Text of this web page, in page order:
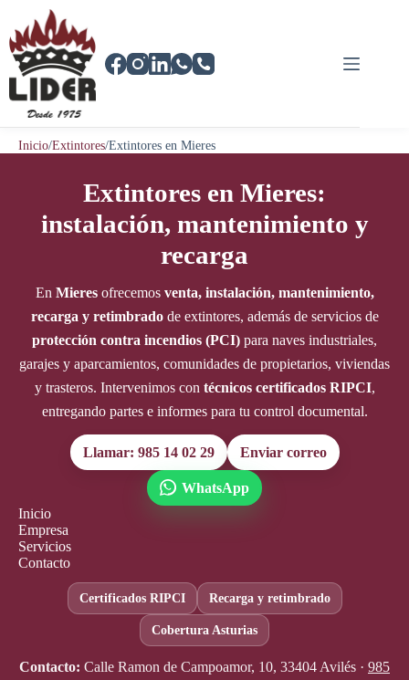
contenido
Inicio/Extintores/Extintores en Mieres
Extintores en Mieres:
instalación, mantenimiento y
recarga
En Mieresofrecemos venta, instalación, mantenimiento,
recarga y retimbradode extintores, además de servicios de
protección contra incendios (PCI) para naves industriales,
garajes y aparcamientos, comunidades de propietarios, viviendas
y trasteros. Intervenimos con técnicos certificados RIPCI,
entregando partes e informes para tu control documental.
Llamar: 985 14 02 29 Enviar correo
WhatsApp
Inicio
Empresa
Servicios
Contacto
Certificados RIPCI Recarga y retimbrado
Cobertura Asturias
Contacto: Calle Ramon de Campoamor, 10, 33404 Avilés · 985